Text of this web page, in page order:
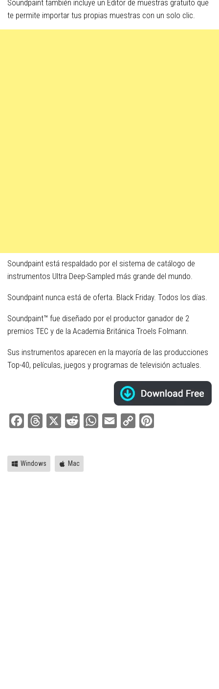
Soundpaint también incluye un Editor de muestras gratuito que
te permite importar tus propias muestras con un solo clic.
Soundpaint está respaldado por el sistema de catálogo de
instrumentos Ultra Deep-Sampled más grande del mundo.
Soundpaint nunca está de oferta. Black Friday. Todos los días.
Soundpaint™ fue diseñado por el productor ganador de 2
premios TEC y de la Academia Británica Troels Folmann.
Sus instrumentos aparecen en la mayoría de las producciones
Top-40, películas, juegos y programas de televisión actuales.
FacebookThreads Reddit WhatsApp
Email
Copy
Windows Mac